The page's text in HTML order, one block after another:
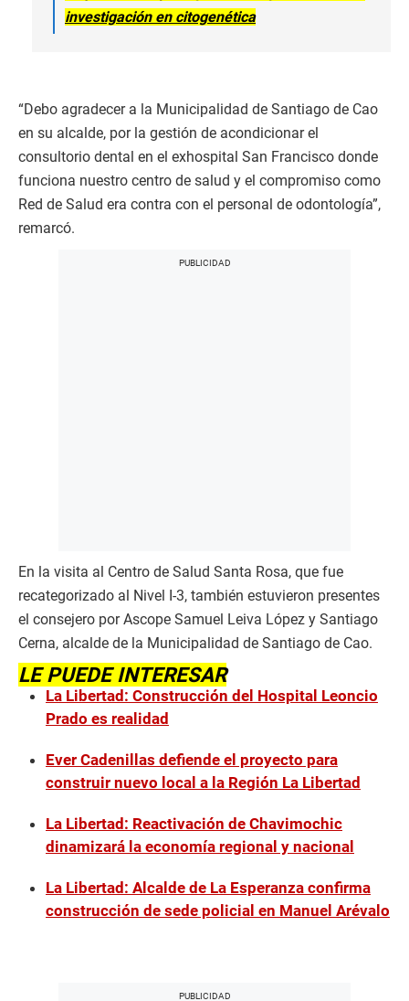
investigación en citogenética
“Debo agradecer a la Municipalidad de Santiago de Cao
en su alcalde, por la gestión de acondicionar el
consultorio dental en el exhospital San Francisco donde
funciona nuestro centro de salud y el compromiso como
Red de Salud era contra con el personal de odontología”,
remarcó.
En la visita al Centro de Salud Santa Rosa, que fue
recategorizado al Nivel I-3, también estuvieron presentes
el consejero por Ascope Samuel Leiva López y Santiago
Cerna, alcalde de la Municipalidad de Santiago de Cao.
LE PUEDE INTERESAR
La Libertad: Construcción del Hospital Leoncio
Prado es realidad
Ever Cadenillas defiende el proyecto para
construir nuevo local a la Región La Libertad
La Libertad: Reactivación de Chavimochic
dinamizará la economía regional y nacional
La Libertad: Alcalde de La Esperanza confirma
construcción de sede policial en Manuel Arévalo